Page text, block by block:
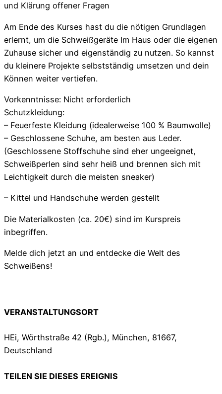
und Klärung offener Fragen
Am Ende des Kurses hast du die nötigen Grundlagen
erlernt, um die Schweißgeräte Im Haus oder die eigenen
Zuhause sicher und eigenständig zu nutzen. So kannst
du kleinere Projekte selbstständig umsetzen und dein
Können weiter vertiefen.
Vorkenntnisse: Nicht erforderlich
Schutzkleidung:
– Feuerfeste Kleidung (idealerweise 100 % Baumwolle)
– Geschlossene Schuhe, am besten aus Leder.
(Geschlossene Stoffschuhe sind eher ungeeignet,
Schweißperlen sind sehr heiß und brennen sich mit
Leichtigkeit durch die meisten sneaker)
– Kittel und Handschuhe werden gestellt
Die Materialkosten (ca. 20€) sind im Kurspreis
inbegriffen.
Melde dich jetzt an und entdecke die Welt des
Schweißens!
VERANSTALTUNGSORT
HEi, Wörthstraße 42 (Rgb.), München, 81667,
Deutschland
TEILEN SIE DIESES EREIGNIS